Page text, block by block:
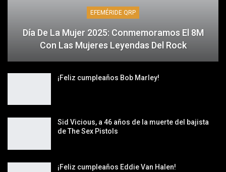
EFEMÉRIDE QRP
Día De La Mujer 2025: Conmemoramos El 8M
Con Las Mujeres Leyendas Del Rock
¡Feliz cumpleaños Bob Marley!
Sid Vicious, a 46 años de la muerte del bajista
de The Sex Pistols
¡Feliz cumpleaños Eddie Van Halen!